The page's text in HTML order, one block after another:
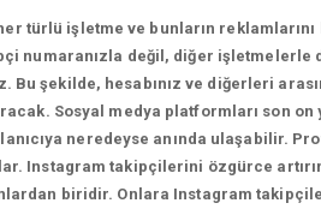
türlü işletme ve bunların reklamlarını
numaranızla değil, diğer işletmelerle
şekilde, hesabınız ve diğerleri
Sosyal medya platformları son on
neredeyse anında ulaşabilir.
Instagram takipçilerini özgürce artırın
biridir. Onlara Instagram